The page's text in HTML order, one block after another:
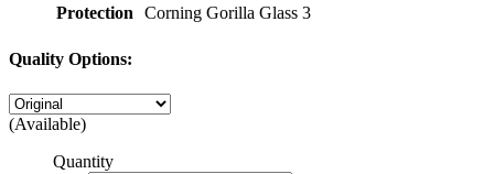
Protection
Corning Gorilla Glass 3
Quality Options:
(Available)
Quantity